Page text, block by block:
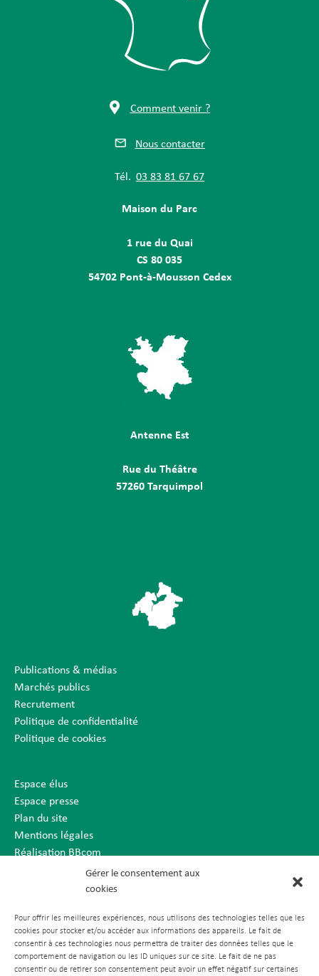
Gérer le consentement aux
cookies
Pour offrir les meilleures expériences, nous utilisons des technologies telles que les
cookies pour stocker et/ou accéder aux informations des appareils. Le fait de
consentir à ces technologies nous permettra de traiter des données telles que le
comportement de navigation ou les ID uniques sur ce site. Le fait de ne pas
consentir ou de retirer son consentement peut avoir un effet négatif sur certaines
Comment venir ?
Nous contacter
Tél. 03 83 81 67 67
Maison du Parc
1 rue du Quai
CS 80 035
54702 Pont-à-Mousson Cedex
Antenne Est
Rue du Théâtre
57260 Tarquimpol
Publications & médias
Marchés publics
Recrutement
Politique de confidentialité
Politique de cookies
Espace élus
Espace presse
Plan du site
Mentions légales
Réalisation BBcom